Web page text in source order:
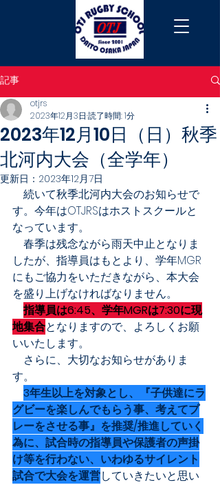
記事
2023年12月10日（日）秋季
北河内大会（全学年）
otjrs
2023年12月3日 読了時間: 1分
更新日： 2023年12月7日
続いて秋季北河内大会のお知らせで
す。今年はOTJRSはホストスクールと
なっています。
春季は残念ながら雨天中止となりま
したが、指導員はもとより、学年MGR
にもご協力をいただきながら、本大会
を盛り上げなければなりません。
指導員は6:45、学年MGRは7:30に現
地集合となりますので、よろしくお願
いいたします。
さらに、大切なお知らせがありま
す。
3年生以上を対象とし、『子供達にラ
グビーを楽しんでもらう事、考えてプ
レーをさせる事』を推奨/推進していく
為に、試合時の指導員や保護者の声掛
け等を行わない、いわゆるサイレント
試合で大会を運営していきたいと思い